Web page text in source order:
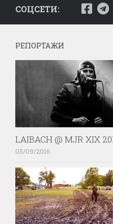
СОЦСЕТИ:
РЕПОРТАЖИ
LAIBACH @ MJR XIX
05/09/2016